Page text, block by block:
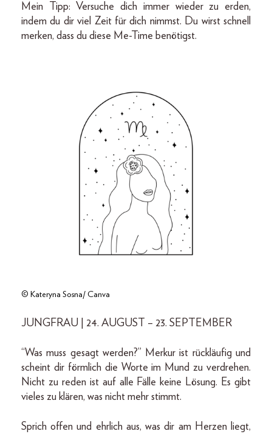
Mein Tipp: Versuche dich immer wieder zu erden,
indem du dir viel Zeit für dich nimmst. Du wirst schnell
merken, dass du diese Me-Time benötigst.
© Kateryna Sosna/ Canva
JUNGFRAU | 24. AUGUST – 23. SEPTEMBER
“Was muss gesagt werden?” Merkur ist rückläufig und
scheint dir förmlich die Worte im Mund zu verdrehen.
Nicht zu reden ist auf alle Fälle keine Lösung. Es gibt
vieles zu klären, was nicht mehr stimmt.
Sprich offen und ehrlich aus, was dir am Herzen liegt,